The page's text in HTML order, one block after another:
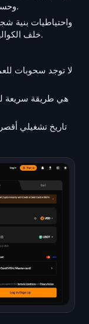
زوجاً، مع وجود copy trading وحساب تجريبي.
بنسبة 1:1، وشهادة الأمان ISO 27001 خلف الكواليس.
لا توجد سحوبات
تاريخ تشغيلي